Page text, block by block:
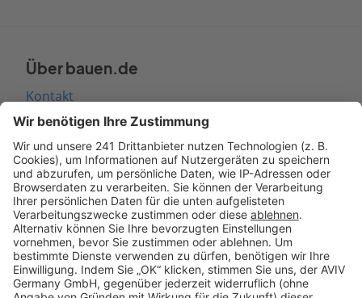
Über bauen.de
Kontakt
Seitenaufbau
Barrierefreiheit
Cookie Einstellungen
Rechtliches
AGB-Übersicht
Datenschutz